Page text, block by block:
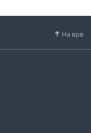
На врв